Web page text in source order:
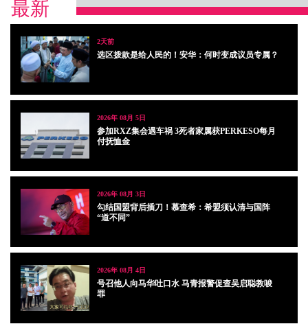
最新
2天前
选区拨款是给人民的！安华：何时变成议员专属？
2026年 08月 5日
参加RXZ集会遇车祸 3死者家属获PERKESO每月
付抚恤金
2026年 08月 3日
勾结国盟背后插刀！慕查希：希盟须认清与国阵
“道不同”
2026年 08月 4日
号召他人向马华吐口水 马青报警促查吴启聪教唆
罪